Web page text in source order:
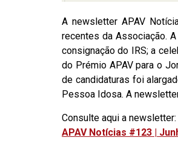
A newsletter APAV
recentes da Associação.
consignação do IRS; a
do Prémio APAV para o
de candidaturas foi
Pessoa Idosa. A
Consulte aqui a newsletter:
APAV Notícias #123 |